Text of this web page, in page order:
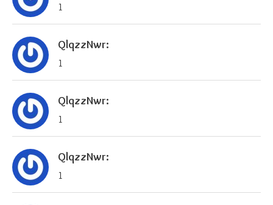
1
QlqzzNwr:
1
QlqzzNwr:
1
QlqzzNwr:
1